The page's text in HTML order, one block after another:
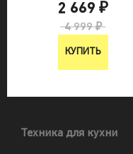
2 669 ₽
4 999 ₽
КУПИТЬ
Техника для кухни